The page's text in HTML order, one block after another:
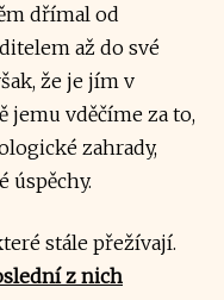
dřímal od
až do své
že je jím v
jemu vděčíme za to,
zahrady,
úspěchy.
stále přežívají.
z nich